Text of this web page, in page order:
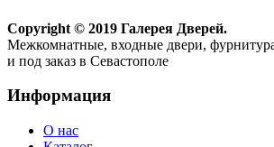
Copyright © 2019 Галерея Дверей.
Межкомнатные, входные двери,
и под заказ в Севастополе
Информация
О нас